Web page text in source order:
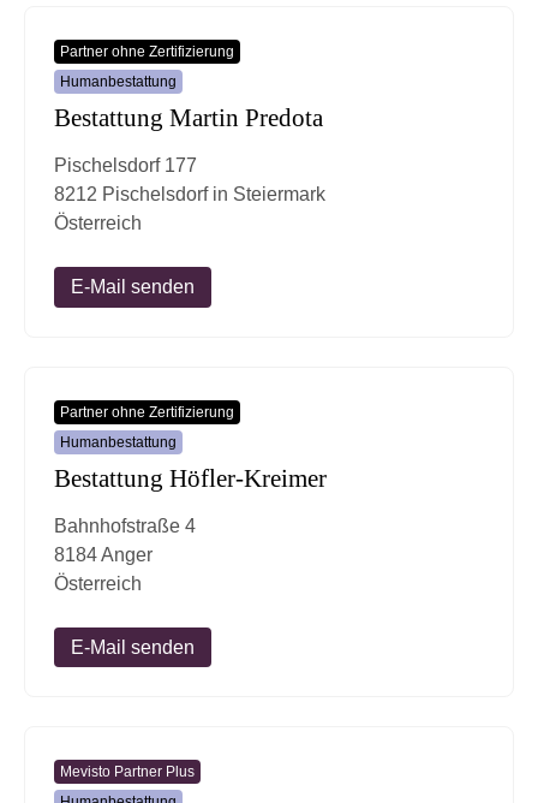
Partner ohne Zertifizierung
Humanbestattung
Bestattung Martin Predota
Pischelsdorf 177
8212 Pischelsdorf in Steiermark
Österreich
E-Mail senden
Partner ohne Zertifizierung
Humanbestattung
Bestattung Höfler-Kreimer
Bahnhofstraße 4
8184 Anger
Österreich
E-Mail senden
Mevisto Partner Plus